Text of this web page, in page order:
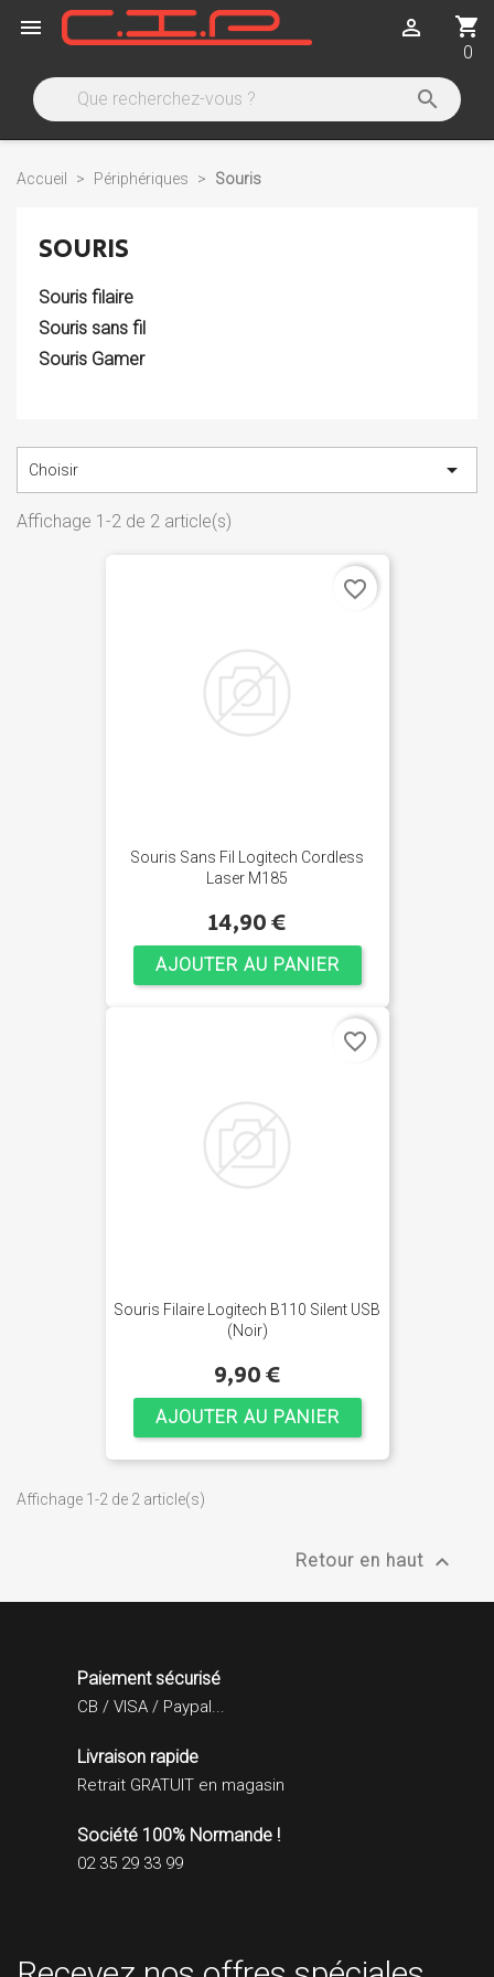
 shopping_cart
0


Accueil Périphériques Souris
SOURIS
Souris filaire
Souris sans fil
Souris Gamer
Choisir 
Affichage 1-2 de 2 article(s)
Souris Sans Fil Logitech Cordless
Laser M185
14,90 €
AJOUTER AU PANIER
favorite_border
Souris Filaire Logitech B110 Silent USB
(Noir)
9,90 €
AJOUTER AU PANIER
favorite_border
Affichage 1-2 de 2 article(s)
Retour en haut 
Paiement sécurisé
CB / VISA / Paypal...
Livraison rapide
Retrait GRATUIT en magasin
Société 100% Normande !
02 35 29 33 99